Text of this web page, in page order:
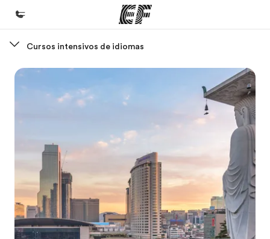
Bienvenido a EF
Programas
Oficinas
Encuentra una oficina
Sobre nosotros
Quiénes somos
Trabajos
Cursos intensivos de idiomas